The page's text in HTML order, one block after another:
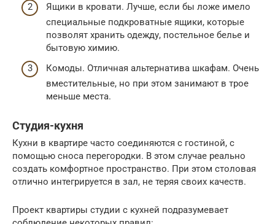
Ящики в кровати. Лучше, если бы ложе имело
специальные подкроватные ящики, которые
позволят хранить одежду, постельное белье и
бытовую химию.
Комоды. Отличная альтернатива шкафам. Очень
вместительные, но при этом занимают в трое
меньше места.
Студия-кухня
Кухни в квартире часто соединяются с гостиной, с
помощью сноса перегородки. В этом случае реально
создать комфортное пространство. При этом столовая
отлично интегрируется в зал, не теряя своих качеств.
Проект квартиры студии с кухней подразумевает